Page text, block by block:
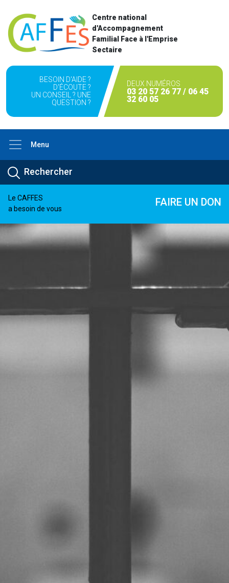
Centre national
d'Accompagnement
Familial Face à l'Emprise
Sectaire
BESOIN D'AIDE ?
D'ÉCOUTE ?
UN CONSEIL ? UNE
QUESTION ?
DEUX NUMÉROS
03 20 57 26 77 / 06 45
32 60 05
Menu
Le CAFFES
a besoin de vous
FAIRE UN DON